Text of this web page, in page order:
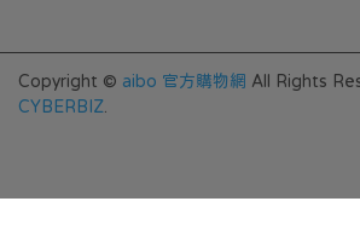
Copyright © aibo 官方購物網 All Rights
CYBERBIZ